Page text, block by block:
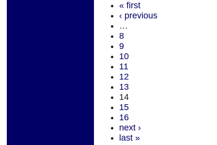
« first
‹ previous
…
8
9
10
11
12
13
14
15
16
next ›
last »